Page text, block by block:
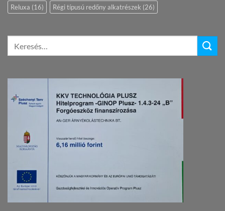
Reluxa (16) Régi típusú redőny alkatrészek (26)